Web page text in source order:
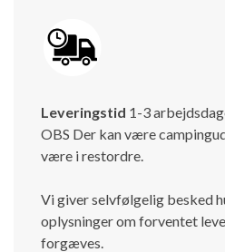
Leveringstid 1-3
OBS Der kan være
være i restordre.
Vi giver selvfølgelig besked
oplysninger om forventet
forgæves.